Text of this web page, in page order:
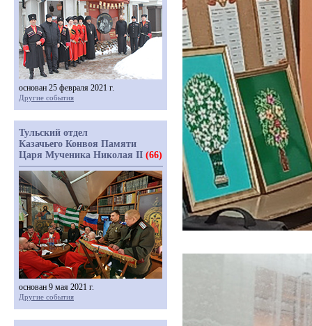
основан 25 февраля 2021 г.
Другие события
Тульский отдел
Казачьего Конвоя Памяти
Царя Мученика Николая II (66)
основан 9 мая 2021 г.
Другие события